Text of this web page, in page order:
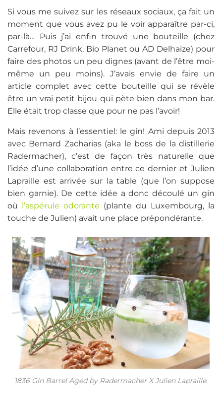
Si vous me suivez sur les réseaux sociaux, ça fait un
moment que vous avez pu le voir apparaître par-ci,
par-là… Puis j’ai enfin trouvé une bouteille (chez
Carrefour, RJ Drink, Bio Planet ou AD Delhaize) pour
faire des photos un peu dignes (avant de l’être moi-
même un peu moins). J’avais envie de faire un
article complet avec cette bouteille qui se révèle
être un vrai petit bijou qui pète bien dans mon bar.
Elle était trop classe que pour ne pas l’avoir!
Mais revenons à l’essentiel: le gin! Ami depuis 2013
avec Bernard Zacharias (aka le boss de la distillerie
Radermacher), c’est de façon très naturelle que
l’idée d’une collaboration entre ce dernier et Julien
Lapraille est arrivée sur la table (que l’on suppose
bien garnie). De cette idée a donc découlé un gin
où l’aspérule odorante (plante du Luxembourg, la
touche de Julien) avait une place prépondérante.
1836 Gin Barrel Aged by Radermacher X Julien Lapraille.